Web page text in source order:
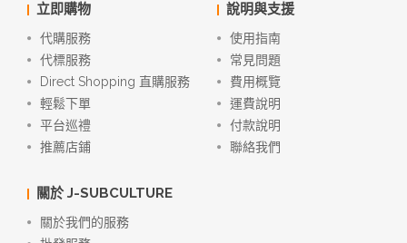
立即購物
代購服務
代標服務
Direct Shopping 直購服務
輕鬆下單
平台巡禮
推薦店鋪
說明與支援
使用指南
常見問題
費用概覽
運費說明
付款說明
聯絡我們
關於 J-SUBCULTURE
關於我們的服務